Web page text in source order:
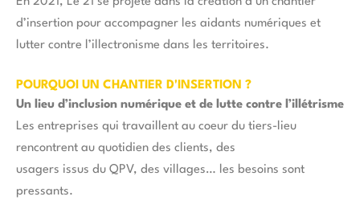
d’insertion pour accompagner les aidants numériques et
lutter contre l’illectronisme dans les territoires.
POURQUOI UN CHANTIER D'INSERTION ?
Un lieu d’inclusion numérique et de lutte contre l’illétrisme
Les entreprises qui travaillent au coeur du tiers-lieu
rencontrent au quotidien des clients, des
usagers issus du QPV, des villages… les besoins sont
pressants.